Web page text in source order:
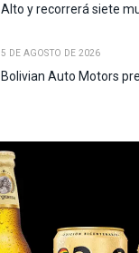
Alto y recorrerá siete
5 DE AGOSTO DE 2026
Bolivian Auto Motors